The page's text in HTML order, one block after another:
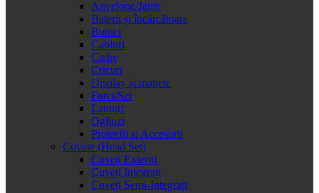
Anvelope/Jante
Baterii și încărcătoare
Butuci
Cabluri
Cadre
Cricuri
Display și manete
Furci/Șei
Lanțuri
Oglinzi
Protectii si Accesorii
Cuvete (Head Set)
Cuveți Externi
Cuveți Integrați
Cuveți Semi-Integrați